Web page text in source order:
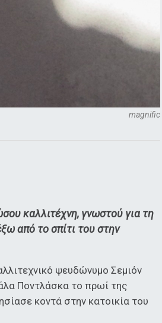
magnific
καλλιτέχνη, γνωστού για τη
από το σπίτι του στην
ψευδώνυμο Σεμιόν
Ποντλάσκα το πρωί της
κοντά στην κατοικία του